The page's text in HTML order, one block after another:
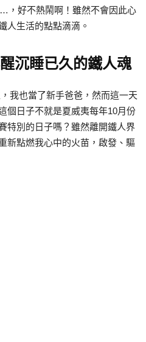
，好不熱鬧啊！雖然不會因此心
人生活的點點滴滴。
沉睡已久的鐵人魂
我也當了新手爸爸，然而這一天
個日子不就是夏威夷每年10月份
特別的日子嗎？雖然離開鐵人界
新點燃我心中的火苗，啟發、驅